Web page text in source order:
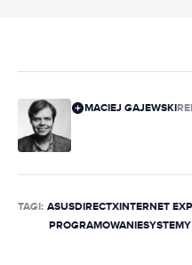
MACIEJ GAJEWSKI
TAGI: ASUSDIRECTXINTERNET
PROGRAMOWANIE